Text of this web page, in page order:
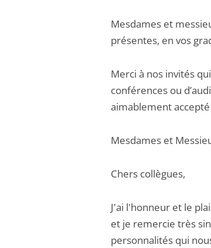
Mesdames et
présentes, en vos
Merci à nos invités
conférences ou
aimablement
Mesdames et
Chers collègues,
J'ai l'honneur et le
et je remercie très
personnalités qui